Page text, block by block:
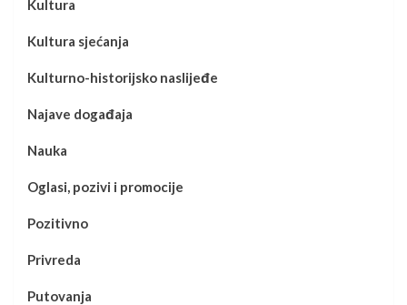
Kultura
Kultura sjećanja
Kulturno-historijsko naslijeđe
Najave događaja
Nauka
Oglasi, pozivi i promocije
Pozitivno
Privreda
Putovanja